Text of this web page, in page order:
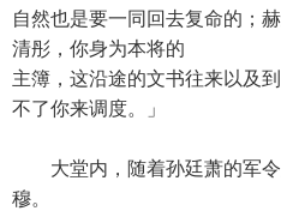
自然也是要一同回去复命的；
清彤，你身为本将的
主簿，这沿途的文书往来以及
不了你来调度。」
大堂内，随着孙廷萧的军令
穆。